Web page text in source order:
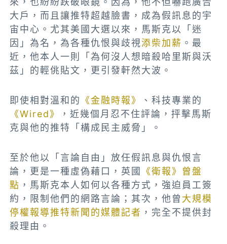
大戶，而且讓推特超越臉書，成為假訊息的宇
宙中心。尤其美國大選以來，馬斯克以「迷
因」為名，為各種仇恨與歧視添柴加薪 。最
近，他本人一則「為何沒人想暗殺哈里斯與沃
茲」的輕佻貼文，更引發軒然大波。
即使相對溫和的 《金融時報》
、科技專業的
《Wired》
，近幾個月忍不住評論，抨擊馬斯
克與他的推特「構成民主威脅」。
至於他以「言論自由」放任假訊息與仇恨言
論，更是一種虛偽藉口，英國
《衛報》曾盤
點 ，馬斯克本人如何以各種方式，強迫員工簽
約，限制他們的網路言論；其次，他曾 大規模
停權報導推特新聞的媒體記者 ，完全不提供封
殺理由。